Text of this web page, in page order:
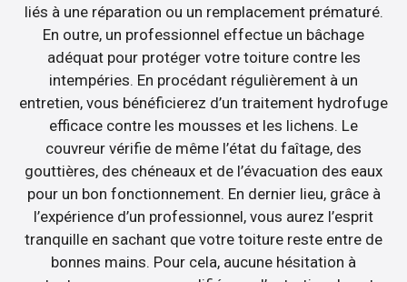
liés à une réparation ou un remplacement prématuré.
En outre, un professionnel effectue un bâchage
adéquat pour protéger votre toiture contre les
intempéries. En procédant régulièrement à un
entretien, vous bénéficierez d’un traitement hydrofuge
efficace contre les mousses et les lichens. Le
couvreur vérifie de même l’état du faîtage, des
gouttières, des chéneaux et de l’évacuation des eaux
pour un bon fonctionnement. En dernier lieu, grâce à
l’expérience d’un professionnel, vous aurez l’esprit
tranquille en sachant que votre toiture reste entre de
bonnes mains. Pour cela, aucune hésitation à